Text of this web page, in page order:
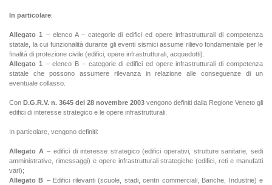
In particolare:
Allegato 1 – elenco A – categorie di edifici ed opere infrastrutturali di competenza
statale, la cui funzionalità durante gli eventi sismici assume rilievo fondamentale per le
finalità di protezione civile (edifici, opere infrastrutturali, acquedotti).
Allegato 1 – elenco B – categorie di edifici ed opere infrastrutturali di competenza
statale che possono assumere rilevanza in relazione alle conseguenze di un
eventuale collasso.
Con D.G.R.V. n. 3645 del 28 novembre 2003 vengono definiti dalla Regione Veneto gli
edifici di interesse strategico e le opere infrastrutturali.
In particolare, vengono definiti:
Allegato A – edifici di interesse strategico (edifici operativi, strutture sanitarie, sedi
amministrative, rimessaggi) eopere infrastrutturali strategiche (edifici, reti e manufatti
vari);
Allegato B – Edifici rilevanti (scuole, stadi, centri commerciali, Banche, Industrie) e